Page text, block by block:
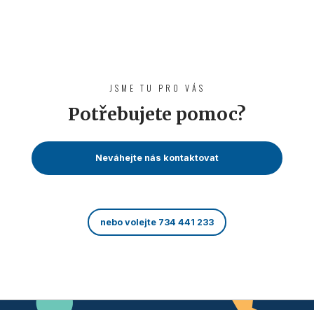
JSME TU PRO VÁS
Potřebujete pomoc?
Neváhejte nás kontaktovat
nebo volejte 734 441 233